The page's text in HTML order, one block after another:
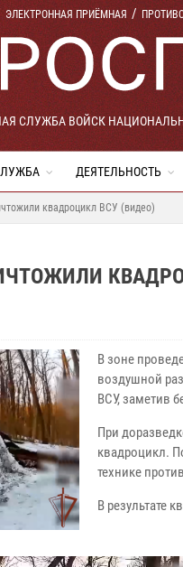
ЭЛЕКТРОННАЯ ПРИЁМНАЯ
СЛУЖБА ВОЙСК
ДЕЯТЕЛЬНОСТЬ
квадроцикл ВСУ (видео)
В зоне
воздушной
ВСУ, заметив
При
квадроцикл.
технике
В результате